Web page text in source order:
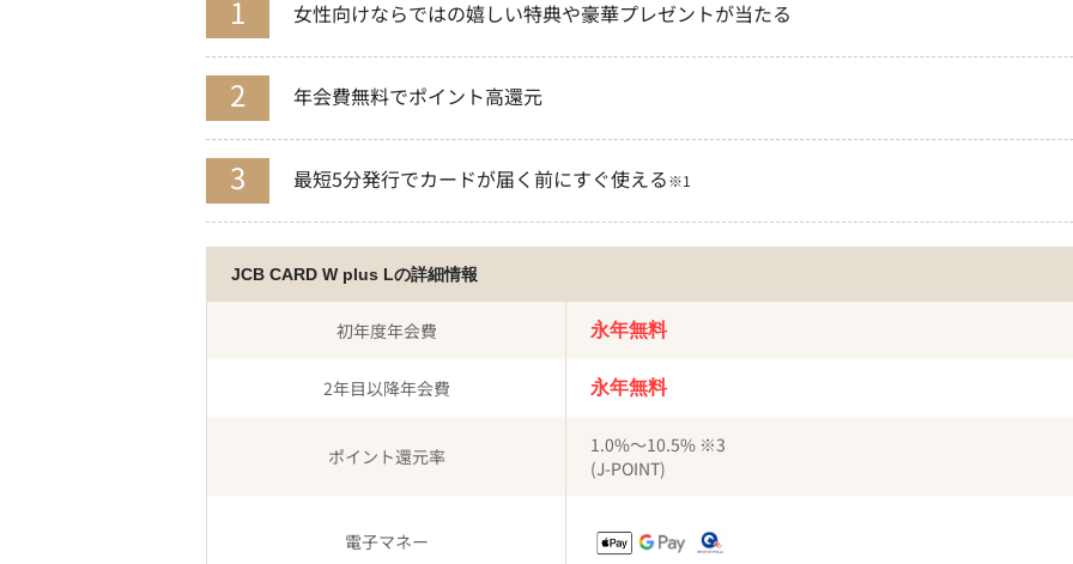
女性向けならではの嬉しい特典や豪華プレゼントが当たる
年会費無料でポイント高還元
最短5分発行でカードが届く前にすぐ使える※1
JCB CARD W plus Lの詳細情報
初年度年会費 永年無料
2年目以降年会費 永年無料
ポイント還元率 1.0%～10.5% ※3
(J-POINT)
電子マネー